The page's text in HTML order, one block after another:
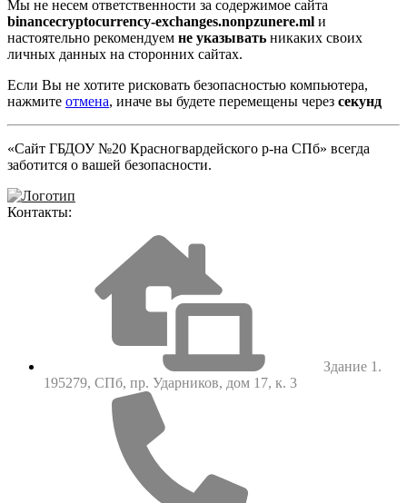
Мы не несем ответственности за содержимое сайта
binancecryptocurrency-exchanges.nonpzunere.ml и
настоятельно рекомендуем не указывать никаких своих
личных данных на сторонних сайтах.
Если Вы не хотите рисковать безопасностью компьютера,
нажмите отмена, иначе вы будете перемещены через секунд
«Сайт ГБДОУ №20 Красногвардейского р-на СПб» всегда
заботится о вашей безопасности.
Контакты:
Здание 1.
195279, СПб, пр. Ударников, дом 17, к. 3